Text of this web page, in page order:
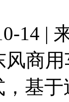
14 |
商用
基